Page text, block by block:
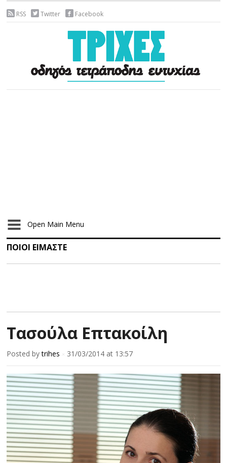
RSS Twitter Facebook
Open Main Menu
ΠΟΙΟΙ ΕΙΜΑΣΤΕ
Τασούλα Επτακοίλη
Posted bytrihes 31/03/2014 at 13:57